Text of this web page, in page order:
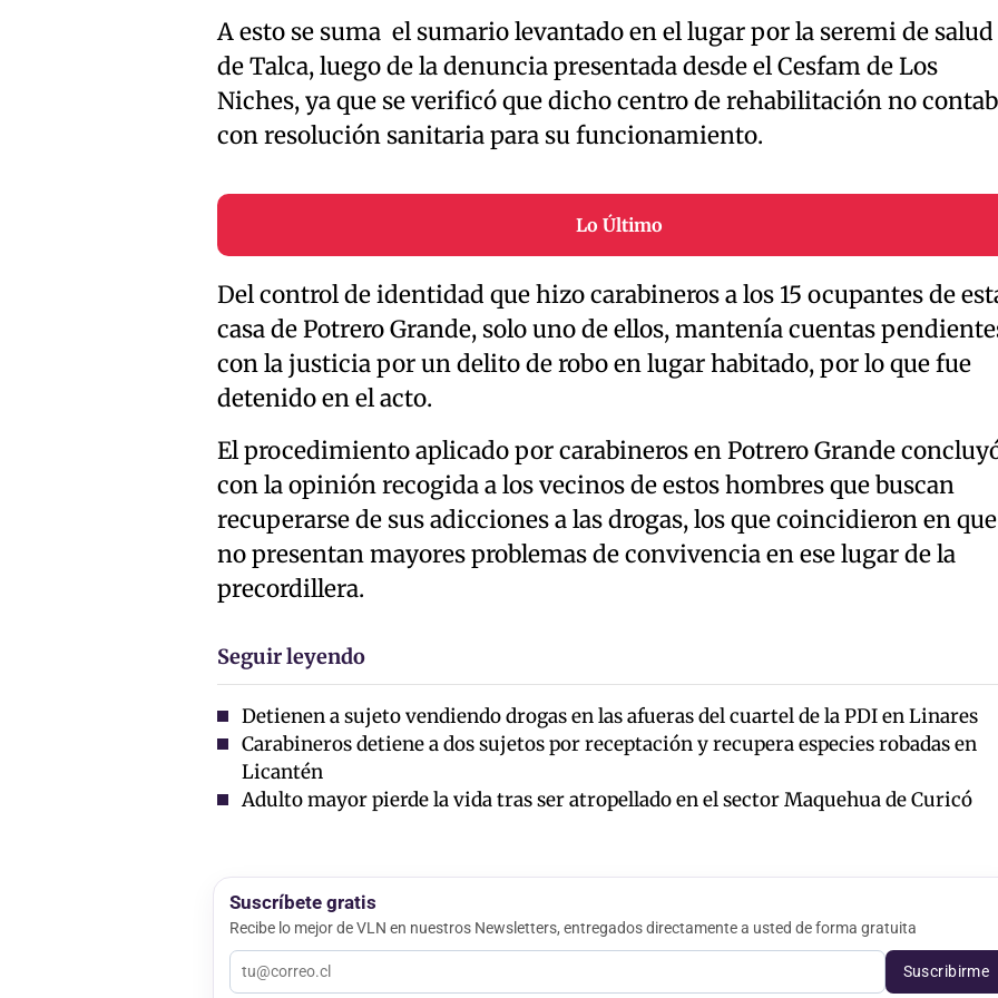
A esto se suma el sumario levantado en el lugar por la seremi de salud
de Talca, luego de la denuncia presentada desde el Cesfam de Los
Niches, ya que se verificó que dicho centro de rehabilitación no
con resolución sanitaria para su funcionamiento.
Lo Último
Del control de identidad que hizo carabineros a los 15 ocupantes de
casa de Potrero Grande, solo uno de ellos, mantenía cuentas
con la justicia por un delito de robo en lugar habitado, por lo que fue
detenido en el acto.
El procedimiento aplicado por carabineros en Potrero Grande
con la opinión recogida a los vecinos de estos hombres que buscan
recuperarse de sus adicciones a las drogas, los que coincidieron en que
no presentan mayores problemas de convivencia en ese lugar de la
precordillera.
Seguir leyendo
Detienen a sujeto vendiendo drogas en las afueras del cuartel de la PDI en Linares
Carabineros detiene a dos sujetos por receptación y recupera especies robadas en
Licantén
Adulto mayor pierde la vida tras ser atropellado en el sector Maquehua de Curicó
Suscríbete gratis
Recibe lo mejor de VLN en nuestros Newsletters, entregados directamente a usted de forma gratuita
Suscribirme